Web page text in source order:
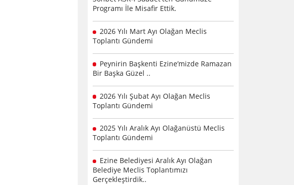
Programı İle Misafir Ettik.
2026 Yılı Mart Ayı Olağan Meclis
Toplantı Gündemi
Peynirin Başkenti Ezine’mizde Ramazan
Bir Başka Güzel ..
2026 Yılı Şubat Ayı Olağan Meclis
Toplantı Gündemi
2025 Yılı Aralık Ayı Olağanüstü Meclis
Toplantı Gündemi
Ezine Belediyesi Aralık Ayı Olağan
Belediye Meclis Toplantımızı
Gerçekleştirdik..